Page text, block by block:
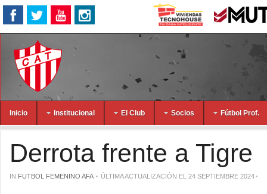
Inicio Institucional El Club Socios Fútbol Prof.
Derrota frente a Tigre
IN FUTBOL FEMENINO AFA ÚLTIMA ACTUALIZACIÓN EL 24 SEPTIEMBRE 2024